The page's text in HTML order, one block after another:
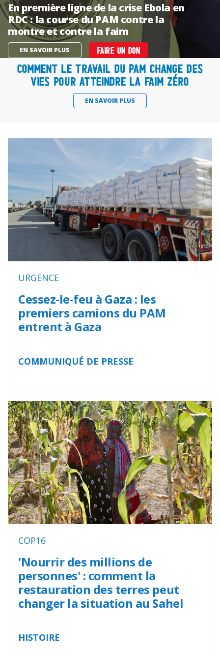
En première ligne de la crise Ebola en
RDC : la course du PAM contre la
montre et contre la faim
EN SAVOIR PLUS FAIRE UN DON
Comment le travail du PAM change des
vies pour atteindre la faim zéro
EN SAVOIR PLUS
URGENCE
Cessez-le-feu à Gaza : les
premiers camions du PAM
entrent à Gaza
COMMUNIQUÉ DE PRESSE
COP16
'Nourrir des millions de
personnes' : comment la
restauration des terres peut
changer la situation au Sahel
HISTOIRE